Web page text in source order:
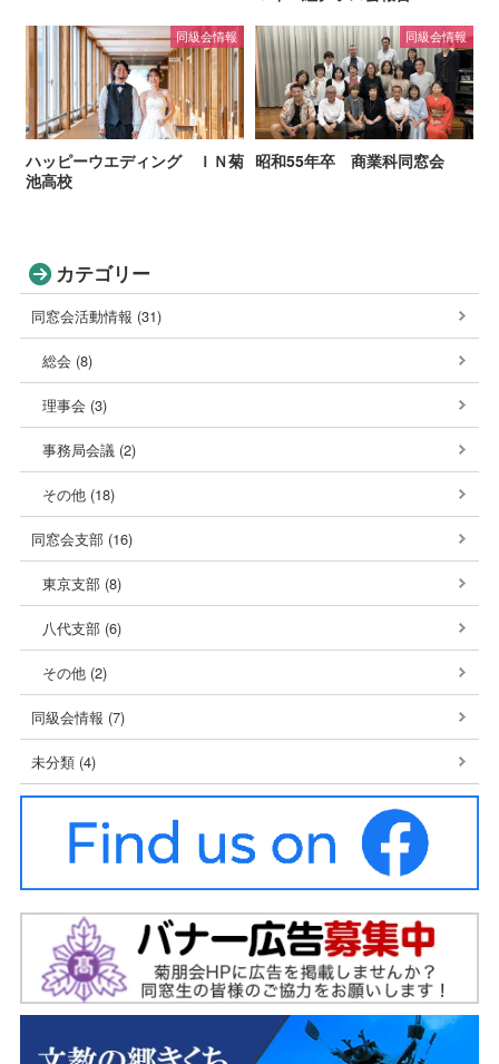
同級会情報
ハッピーウエディング ＩＮ菊
池高校
同級会情報
昭和55年卒 商業科同窓会
カテゴリー
同窓会活動情報 (31)
総会 (8)
理事会 (3)
事務局会議 (2)
その他 (18)
同窓会支部 (16)
東京支部 (8)
八代支部 (6)
その他 (2)
同級会情報 (7)
未分類 (4)